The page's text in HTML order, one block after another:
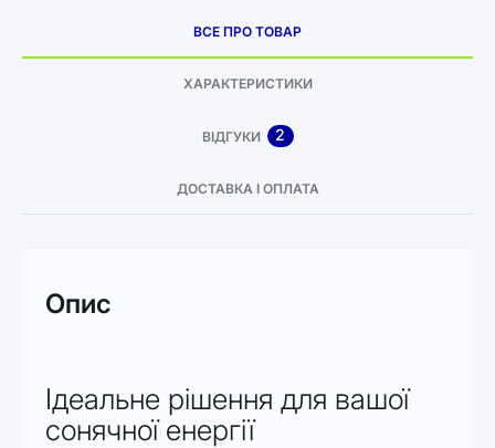
ВСЕ ПРО ТОВАР
ХАРАКТЕРИСТИКИ
ВІДГУКИ 2
ДОСТАВКА І ОПЛАТА
Опис
Ідеальне рішення для вашої
сонячної енергії